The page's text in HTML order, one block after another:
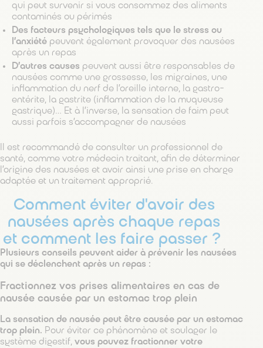
qui peut survenir si vous consommez des aliments
contaminés ou périmés
Des facteurs psychologiques tels que le stress ou
l’anxiété peuvent également provoquer des nausées
après un repas
D’autres causes peuvent aussi être responsables de
nausées comme une grossesse, les migraines, une
inflammation du nerf de l’oreille interne, la gastro-
entérite, la gastrite (inflammation de la muqueuse
gastrique)… Et à l’inverse, la sensation de faim peut
aussi parfois s’accompagner de nausées
Il est recommandé de consulter un professionnel de
santé, comme votre médecin traitant, afin de déterminer
l’origine des nausées et avoir ainsi une prise en charge
adaptée et un traitement approprié.
Comment éviter d'avoir des
nausées après chaque repas
et comment les faire passer ?
Plusieurs conseils peuvent aider à prévenir les nausées
qui se déclenchent après un repas :
Fractionnez vos prises alimentaires en cas de
nausée causée par un estomac trop plein
La sensation de nausée peut être causée par un estomac
trop plein. Pour éviter ce phénomène et soulager le
système digestif, vous pouvez fractionner votre